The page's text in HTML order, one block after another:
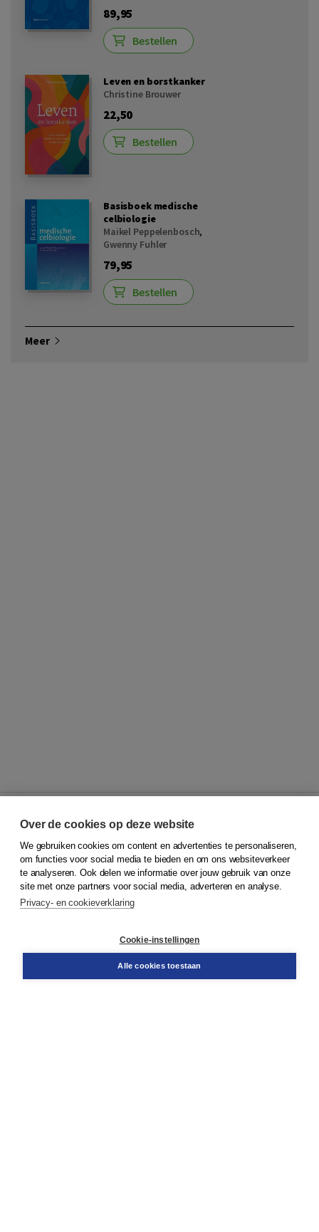
89,95
Bestellen
Leven en borstkanker
Christine Brouwer
22,50
Bestellen
Basisboek medische
celbiologie
Maikel Peppelenbosch,
Gwenny Fuhler
79,95
Bestellen
Meer
© 2026Koninklijke Boom uitgevers
Klantenservice
Service & informatie
Contact
Over de cookies op deze website
We gebruiken cookies om content en advertenties te personaliseren,
om functies voor social media te bieden en om ons websiteverkeer
te analyseren. Ook delen we informatie over jouw gebruik van onze
site met onze partners voor social media, adverteren en analyse.
Privacy- en cookieverklaring
Cookie-instellingen
Alle cookies toestaan